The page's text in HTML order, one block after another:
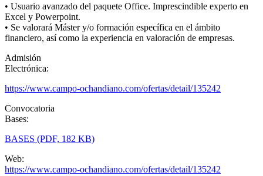
• Usuario avanzado del paquete Office. Imprescindible experto en
Excel y Powerpoint.
• Se valorará Máster y/o formación específica en el ámbito
financiero, así como la experiencia en valoración de empresas.
Admisión
Electrónica:
https://www.campo-ochandiano.com/ofertas/detail/135242
Convocatoria
Bases:
BASES (PDF, 182 KB)
Web:
https://www.campo-ochandiano.com/ofertas/detail/135242